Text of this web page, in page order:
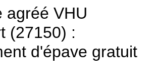
agréé VHU
(27150) :
d'épave gratuit